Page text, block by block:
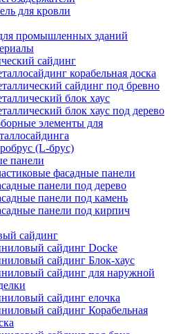
для кровли
промышленных зданий
сайдинг
корабельная доска
сайдинг под бревно
блок хаус
блок хаус под дерево
элементы для
(L-брус)
панели
фасадные панели
панели под дерево
панели под камень
панели под кирпич
сайдинг
сайдинг Docke
сайдинг Блок-хаус
сайдинг для наружной
сайдинг елочка
сайдинг Корабельная